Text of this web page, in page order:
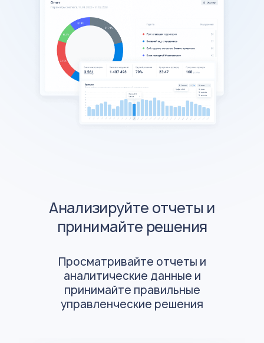
Анализируйте отчеты и
принимайте решения
Просматривайте отчеты и
аналитические данные и
принимайте правильные
управленческие решения